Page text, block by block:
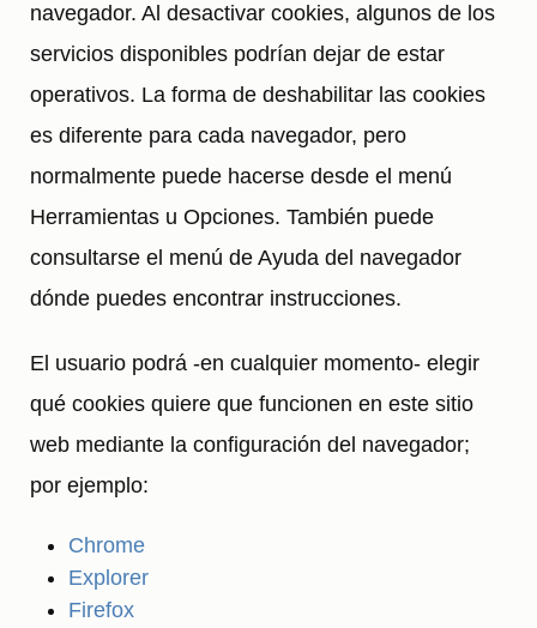
navegador. Al desactivar cookies, algunos de los
servicios disponibles podrían dejar de estar
operativos. La forma de deshabilitar las cookies
es diferente para cada navegador, pero
normalmente puede hacerse desde el menú
Herramientas u Opciones. También puede
consultarse el menú de Ayuda del navegador
dónde puedes encontrar instrucciones.
El usuario podrá -en cualquier momento- elegir
qué cookies quiere que funcionen en este sitio
web mediante la configuración del navegador;
por ejemplo:
Chrome
Explorer
Firefox